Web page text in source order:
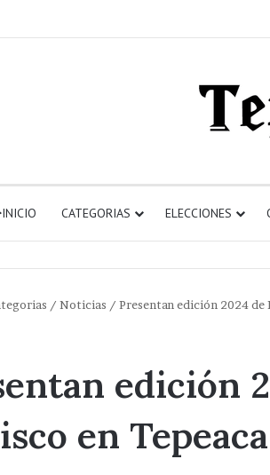
INICIO CATEGORIAS ELECCIONES
/ Noticias / Presentan edición 2024 de
edición
en Tepeaca